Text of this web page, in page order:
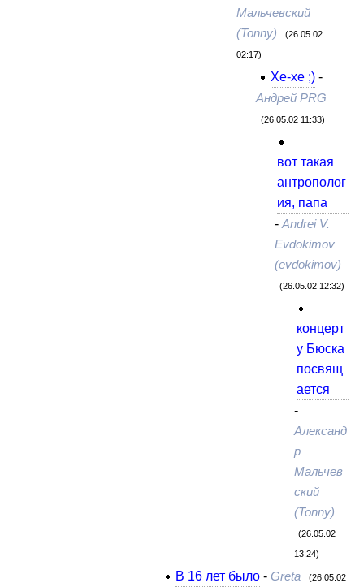
Мальчевский
(Tonny)
(26.05.02
02:17)
Хе-хе ;)-
Андрей PRG
(26.05.02 11:33)
вот такая
антрополог
ия, папа
-Andrei V.
Evdokimov
(evdokimov)
(26.05.02 12:32)
концерт
у Бюска
посвящ
ается
-
Александ
р
Мальчев
ский
(Tonny)
(26.05.02
13:24)
В 16 лет было- Greta (26.05.02